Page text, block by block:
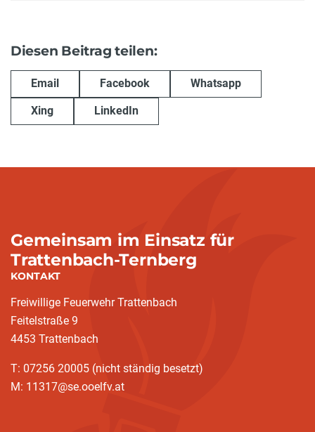
Diesen Beitrag teilen:
Email Facebook Whatsapp
Xing LinkedIn
Gemeinsam im Einsatz für
Trattenbach-Ternberg
KONTAKT
Freiwillige Feuerwehr Trattenbach
Feitelstraße 9
4453 Trattenbach
T: 07256 20005 (nicht ständig besetzt)
M: 11317@se.ooelfv.at